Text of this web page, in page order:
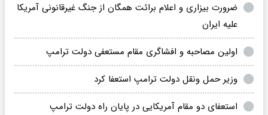
ضرورت بیزاری و اعلام برائت همگان از جنگ غیرقانونی آمریکا
علیه ایران
اولین مصاحبه‌ و افشاگری‌ مقام مستعفی دولت ترامپ
وزیر حمل ونقل دولت ترامپ استعفا کرد
استعفای دو مقام آمریکایی در پایان راه دولت ترامپ